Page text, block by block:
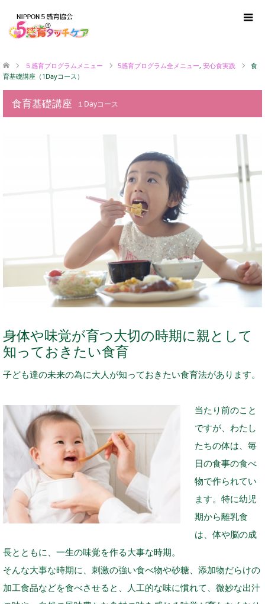
５感育プログラムメニュー 5感育プログラム全メニュー, 安心食実践
食
育基礎講座（1Dayコース）
食育基礎講座 １Dayコース
身体や味覚が育つ大切の時期に親として
知っておきたい食育
子ども達の未来の為に大人が知っておきたい食育法があります。
当たり前のこと
ですが、わたし
たちの体は、毎
日の食事の食べ
物で作られてい
ます。特に幼児
期から離乳食
は、体や脳の成
長とともに、一生の味覚を作る大事な時期。
そんな大事な時期に、刺激の強い食べ物や砂糖、添加物だらけの
加工食品などを食べさせると、人工的な味に慣れて、微妙な出汁